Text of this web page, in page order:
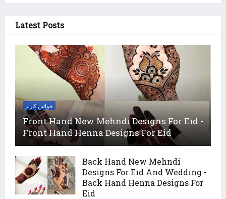
Latest Posts
خواتین کارنر
Front Hand New Mehndi Designs For Eid -
Front Hand Henna Designs For Eid
Back Hand New Mehndi
Designs For Eid And Wedding -
Back Hand Henna Designs For
Eid